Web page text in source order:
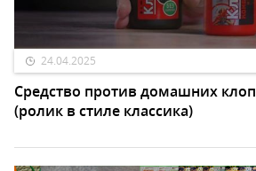
24.04.2025
Средство против домашних
(ролик в стиле классика)